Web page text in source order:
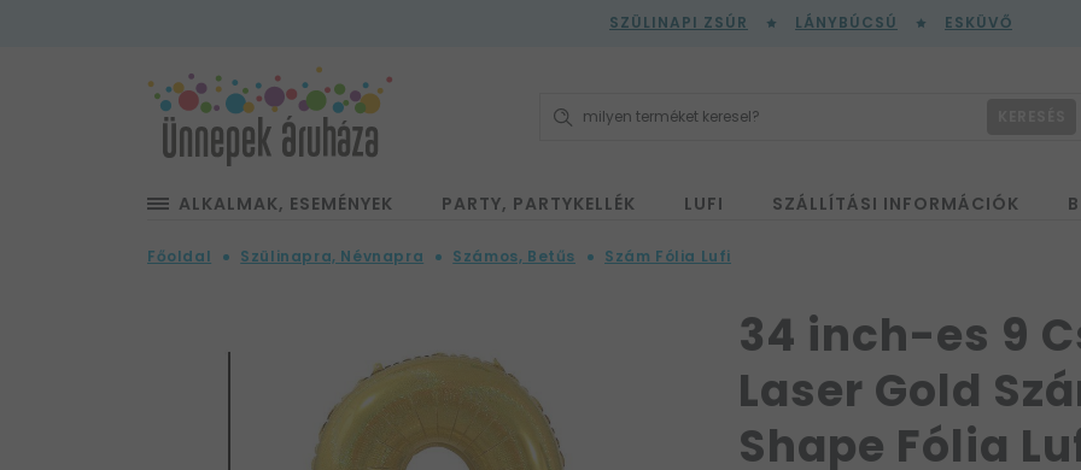
SZÜLINAPI ZSÚR LÁNYBÚCSÚ ESKÜVŐ
ALKALMAK, ESEMÉNYEK PARTY, PARTYKELLÉK LUFI SZÁLLÍTÁSI INFORMÁCIÓK
Főoldal Szülinapra, Névnapra Számos, Betűs Szám Fólia Lufi
34 inch-es 9
Laser Gold
Shape Fólia